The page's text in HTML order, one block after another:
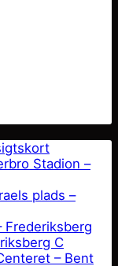
Stadion –
plads –
C
– Bent